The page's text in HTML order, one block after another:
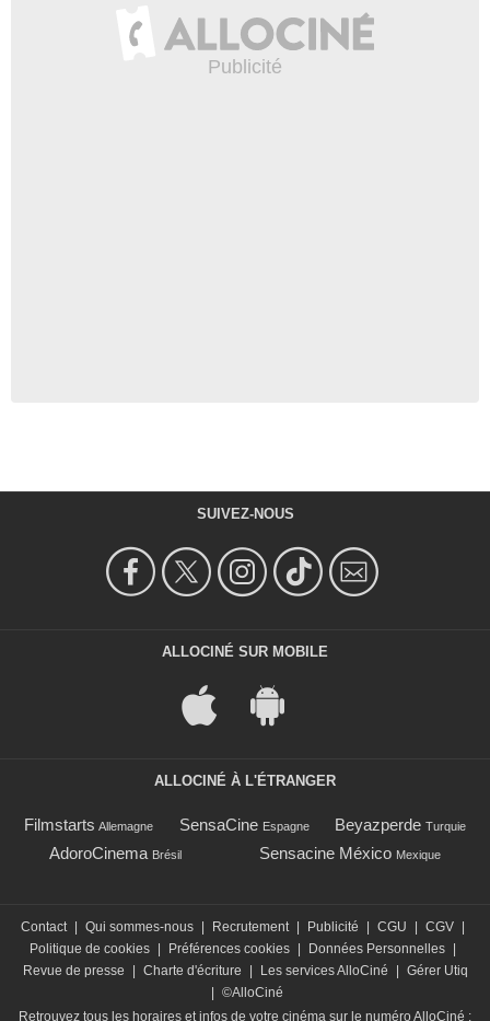
SUIVEZ-NOUS
ALLOCINÉ SUR MOBILE
ALLOCINÉ À L'ÉTRANGER
Filmstarts Allemagne SensaCine Espagne Beyazperde Turquie
AdoroCinema Brésil Sensacine México Mexique
Contact Qui sommes-nous Recrutement Publicité CGU CGV
Politique de cookies
Préférences cookies Données Personnelles
Revue de presse
Charte d'écriture Les services AlloCiné
Gérer Utiq
©AlloCiné
Retrouvez tous les horaires et infos de votre cinéma sur le numéro AlloCiné :